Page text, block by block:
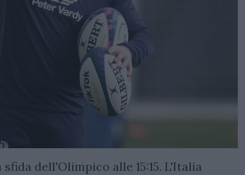
dell'Olimpico alle 15:15. L'Italia